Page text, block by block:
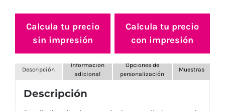
Calcula tu precio
sin impresión
Calcula tu precio
con impresión
Descripción
Información
adicional
Opciones de
personalización
Muestras
Descripción